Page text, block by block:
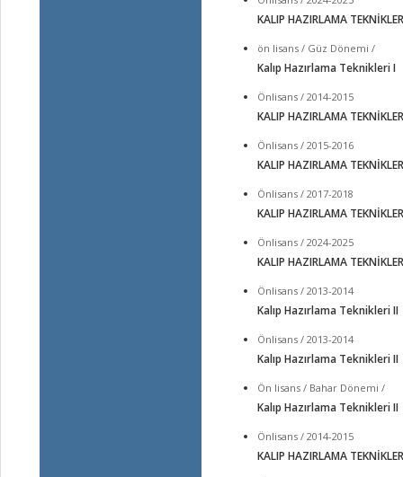
KALIP HAZIRLAMA
ön lisans / Güz Dönemi /
Kalıp Hazırlama Teknikleri I
Önlisans / 2014-2015
KALIP HAZIRLAMA
Önlisans / 2015-2016
KALIP HAZIRLAMA
Önlisans / 2017-2018
KALIP HAZIRLAMA
Önlisans / 2024-2025
KALIP HAZIRLAMA
Önlisans / 2013-2014
Kalıp Hazırlama Teknikleri II
Önlisans / 2013-2014
Kalıp Hazırlama Teknikleri II
Ön lisans / Bahar Dönemi /
Kalıp Hazırlama Teknikleri II
Önlisans / 2014-2015
KALIP HAZIRLAMA